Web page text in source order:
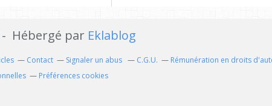
Hébergé par Eklablog
Contact Signaler un abus C.G.U. Rémunération en droits
Préférences cookies